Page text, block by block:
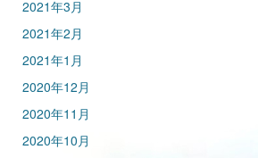
2021年3月
2021年2月
2021年1月
2020年12月
2020年11月
2020年10月